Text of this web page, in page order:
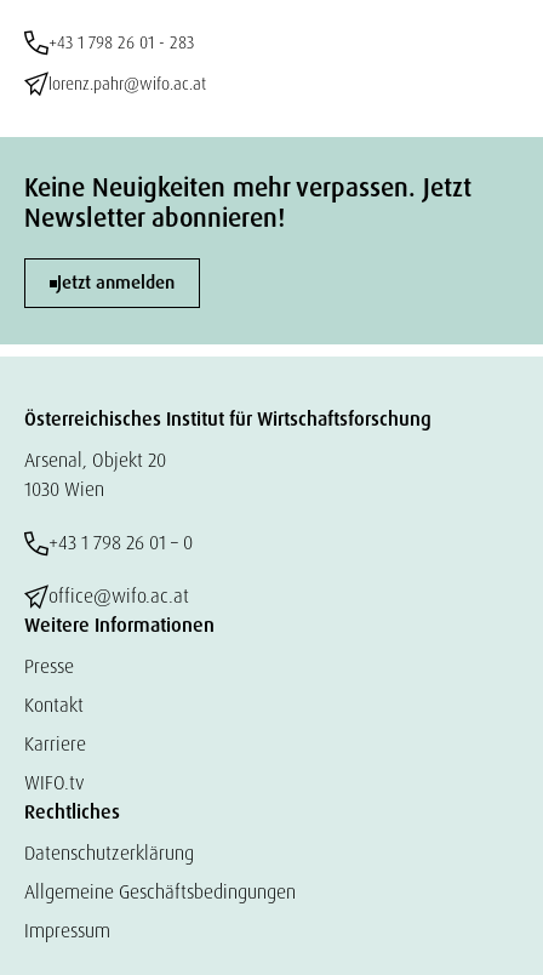
+43 1 798 26 01 - 283
lorenz.pahr@wifo.ac.at
Keine Neuigkeiten mehr verpassen. Jetzt
Newsletter abonnieren!
Jetzt anmelden
Österreichisches Institut für Wirtschaftsforschung
Arsenal, Objekt 20
1030 Wien
+43 1 798 26 01 – 0
office@wifo.ac.at
Weitere Informationen
Presse
Kontakt
Karriere
WIFO.tv
Rechtliches
Datenschutzerklärung
Allgemeine Geschäftsbedingungen
Impressum